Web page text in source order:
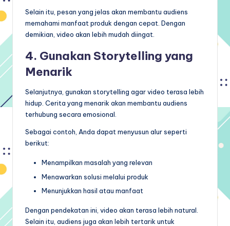
Selain itu, pesan yang jelas akan membantu audiens
memahami manfaat produk dengan cepat. Dengan
demikian, video akan lebih mudah diingat.
4. Gunakan Storytelling yang
Menarik
Selanjutnya, gunakan storytelling agar video terasa lebih
hidup. Cerita yang menarik akan membantu audiens
terhubung secara emosional.
Sebagai contoh, Anda dapat menyusun alur seperti
berikut:
Menampilkan masalah yang relevan
Menawarkan solusi melalui produk
Menunjukkan hasil atau manfaat
Dengan pendekatan ini, video akan terasa lebih natural.
Selain itu, audiens juga akan lebih tertarik untuk